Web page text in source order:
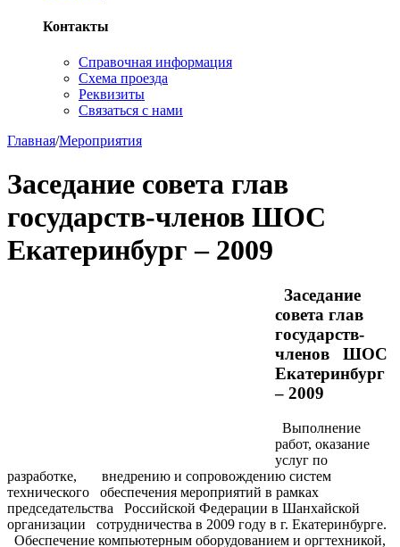
Контакты
Справочная информация
Схема проезда
Реквизиты
Связаться с нами
Главная/Мероприятия
Заседание совета глав
государств-членов ШОС
Екатеринбург – 2009
Заседание
совета глав
государств-
членов ШОС
Екатеринбург
– 2009
Выполнение
работ, оказание
услуг по
разработке, внедрению и сопровождению систем
технического обеспечения мероприятий в рамках
председательства Российской Федерации в Шанхайской
организации сотрудничества в 2009 году в г. Екатеринбурге.
Обеспечение компьютерным оборудованием и оргтехникой,